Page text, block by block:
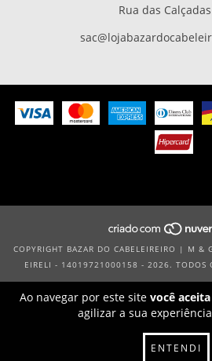
Ao navegar por este site você
agilizar a sua
ENTENDI
Rua das
COPYRIGHT BAZAR DO CABELEIREIRO | M &
EIRELI - 14019721000158 - 2026. TODOS